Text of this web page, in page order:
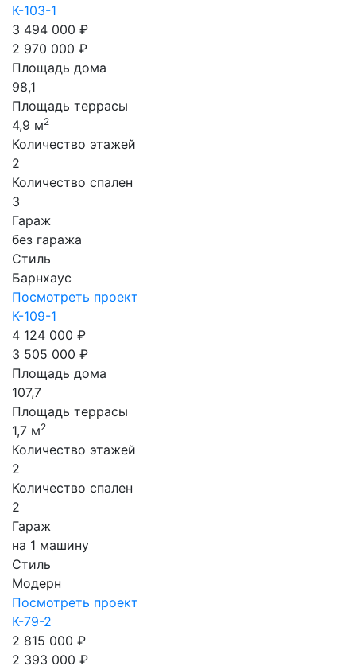
К-103-1
3 494 000 ₽
2 970 000 ₽
Площадь дома
98,1
Площадь террасы
4,9 м2
Количество этажей
2
Количество спален
3
Гараж
без гаража
Стиль
Барнхаус
Посмотреть проект
К-109-1
4 124 000 ₽
3 505 000 ₽
Площадь дома
107,7
Площадь террасы
1,7 м2
Количество этажей
2
Количество спален
2
Гараж
на 1 машину
Стиль
Модерн
Посмотреть проект
К-79-2
2 815 000 ₽
2 393 000 ₽